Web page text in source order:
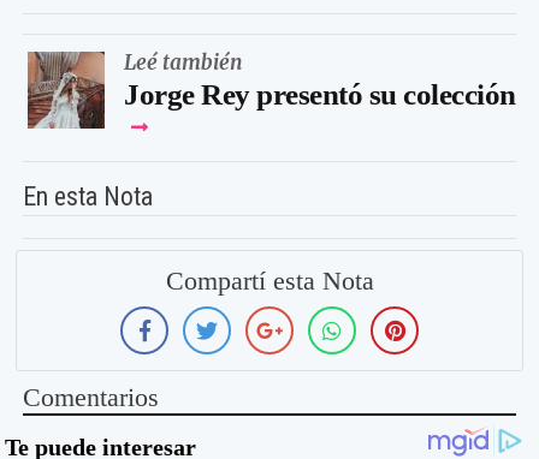
Leé también
Jorge Rey presentó su colección
En esta Nota
Compartí esta Nota
Comentarios